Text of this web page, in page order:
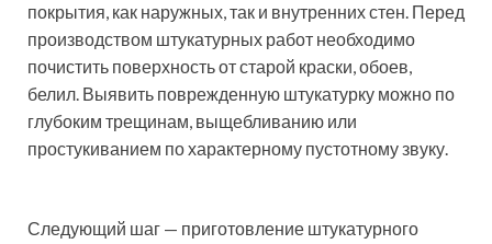
покрытия, как наружных, так и внутренних стен. Перед
производством штукатурных работ необходимо
почистить поверхность от старой краски, обоев,
белил. Выявить поврежденную штукатурку можно по
глубоким трещинам, выщебливанию или
простукиванием по характерному пустотному звуку.
Следующий шаг — приготовление штукатурного